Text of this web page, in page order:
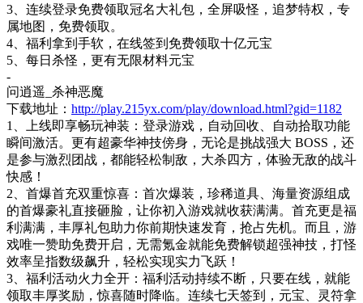
3、连续登录免费领取冠名大礼包，全屏吸怪，追梦特权，专
属地图，免费领取。
4、福利拿到手软，在线签到免费领取十亿元宝
5、每日杀怪，更有无限材料元宝
-
问逍遥 _杀神恶魔
下载地址： http://play.215yx.com/play/download.html?gid=1182
1、上线即享畅玩神装：登录游戏，自动回收、自动拾取功能
瞬间激活。更有超豪华神技傍身，无论是挑战强大 BOSS，还
是参与激烈团战，都能轻松制敌，大杀四方，体验无敌的战斗
快感！​
2、首爆首充双重惊喜：首次爆装，珍稀道具、海量资源组成
的首爆豪礼直接砸脸，让你初入游戏就收获满满。首充更是福
利满满，丰厚礼包助力你前期快速发育，抢占先机。而且，游
戏唯一赞助免费开启，无需氪金就能免费解锁超强神技，打怪
效率呈指数级飙升，轻松实现实力飞跃！​
3、福利活动火力全开：福利活动持续不断，只要在线，就能
领取丰厚奖励，惊喜随时降临。连续七天签到，元宝、灵符拿